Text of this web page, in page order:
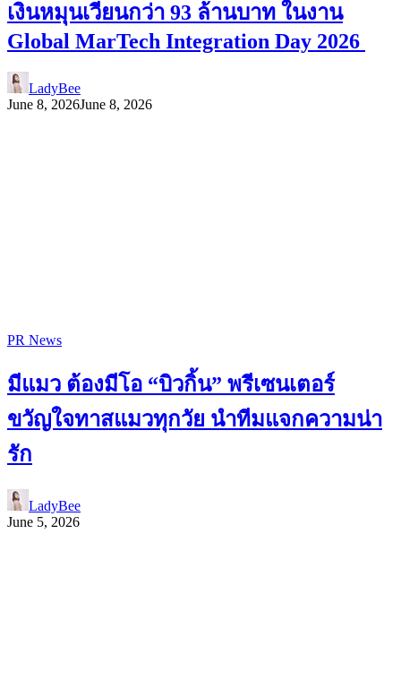
เงินหมุนเวียนกว่า 93 ล้านบาท ในงาน
Global MarTech Integration Day 2026
LadyBee
June 8, 2026June 8, 2026
PR News
มีแมว ต้องมีโอ “บิวกิ้น” พรีเซนเตอร์
ขวัญใจทาสแมวทุกวัย นำทีมแจกความน่า
รัก
LadyBee
June 5, 2026